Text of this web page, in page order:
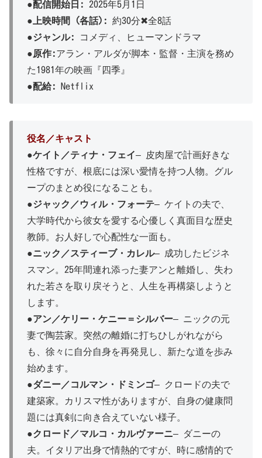
●配信開始日:
2025年5月1日
●上映時間 (各話):
約30分✖全8話
●ジャンル:
コメディ、ヒューマンドラマ
●原作:アラン・アルダが脚本・監督・主演を務め
た1981年の映画『四季』
●配給: Netflix
役名／キャスト
●ケイト／ティナ・フェイ– 皮肉屋で計画好きな
性格ですが、根底には深い愛情を持つ人物。グル
ープのまとめ役になることも。
●ジャック／ウィル・フォーテ– ケイトの夫で、
大学時代から彼女を愛する心優しく真面目な歴史
教師。お人好しで心配性な一面も。
● ニック／スティーブ・カレル– 成功したビジネ
スマン。25年間連れ添った妻アンと離婚し、失わ
れた若さを取り戻そうと、人生を再構築しようと
します。
●アン／ケリー・ケニー＝シルバー– ニックの元
妻で陶芸家。突然の離婚に打ちひしがれながら
も、徐々に自分自身を再発見し、新たな道を歩み
始めます。
●ダニー／コルマン・ドミンゴ– クロードの夫で
建築家。カリスマ性がありますが、自身の健康問
題には真剣に向き合えていない様子。
●クロード／マルコ・カルヴァーニ– ダニーの
夫。イタリア出身で情熱的ですが、時に感情的で